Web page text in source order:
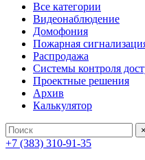
Все категории
Видеонаблюдение
Домофония
Пожарная
Распродажа
Системы контроля
Проектные решения
Архив
Калькулятор
×
+7 (383) 310-91-35